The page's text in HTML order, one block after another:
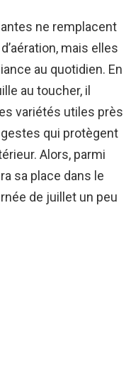
ne remplacent
mais elles
au quotidien. En
au toucher, il
variétés utiles près
qui protègent
Alors, parmi
sa place dans le
de juillet un peu